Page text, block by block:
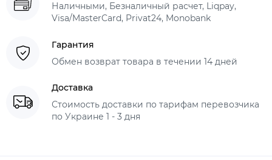
Наличными, Безналичный расчет, Liqpay,
Visa/MasterCard, Privat24, Monobank
Гарантия
Обмен возврат товара в течении 14 дней
Доставка
Стоимость доставки по тарифам перевозчика
по Украине 1 - 3 дня